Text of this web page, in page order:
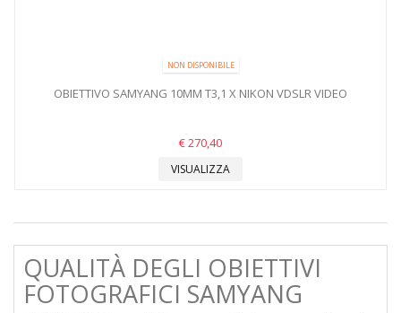
NON DISPONIBILE
OBIETTIVO SAMYANG 10MM T3,1 X NIKON VDSLR VIDEO
€ 270,40
VISUALIZZA
QUALITÀ DEGLI OBIETTIVI
FOTOGRAFICI SAMYANG